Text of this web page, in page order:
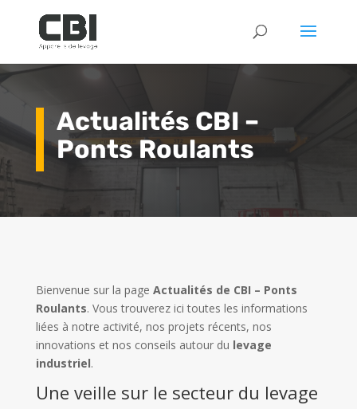
Actualités CBI –
Ponts Roulants
Bienvenue sur la page Actualités de CBI – Ponts
Roulants. Vous trouverez ici toutes les informations
liées à notre activité, nos projets récents, nos
innovations et nos conseils autour du levage
industriel.
Une veille sur le secteur du levage